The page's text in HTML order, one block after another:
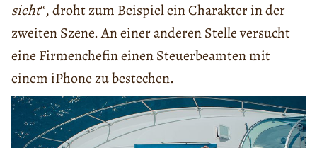
sieht“, droht zum Beispiel ein Charakter in der
zweiten Szene. An einer anderen Stelle versucht
eine Firmenchefin einen Steuerbeamten mit
einem iPhone zu bestechen.